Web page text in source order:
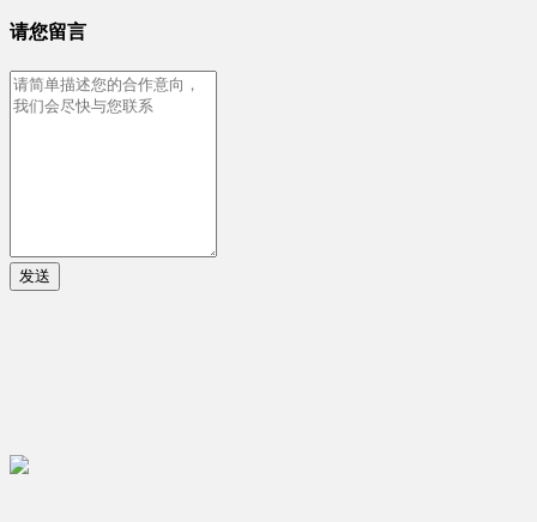
请您留言
发送